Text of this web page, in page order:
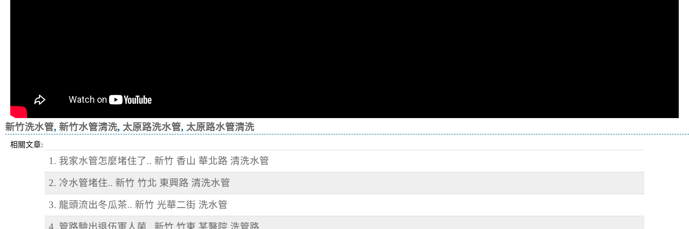
新竹洗水管, 新竹水管清洗, 太原路洗水管, 太原路水管清洗
相關文章:
1. 我家水管怎麼堵住了.. 新竹 香山 華北路 清洗水管
2. 冷水管堵住.. 新竹 竹北 東興路 清洗水管
3. 龍頭流出冬瓜茶.. 新竹 光華二街 洗水管
4. 管路驗出退伍軍人菌.. 新竹 竹東 某醫院 洗管路